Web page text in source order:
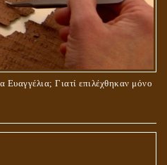
Γιατί επιλέχθηκαν μόνο